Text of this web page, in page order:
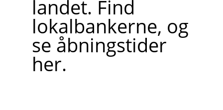
landet. Find
lokalbankerne, og
se åbningstider
her.